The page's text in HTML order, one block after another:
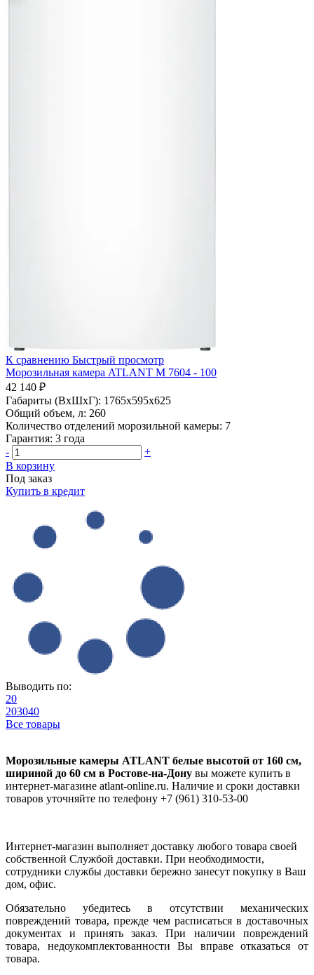
К сравнению Быстрый просмотр
Морозильная камера ATLANT М 7604 - 100
42 140 ₽
Габариты (ВхШхГ): 1765x595x625
Общий объем, л: 260
Количество отделений морозильной камеры: 7
Гарантия: 3 года
-
+
В корзину
Под заказ
Купить в кредит
Выводить по:
20
203040
Все товары
Морозильные камеры ATLANT белые высотой от 160 см,
шириной до 60 см в Ростове-на-Дону вы можете купить в
интернет-магазине atlant-online.ru. Наличие и сроки доставки
товаров уточняйте по телефону +7 (961) 310-53-00
Интернет-магазин выполняет доставку любого товара своей
собственной Службой доставки. При необходимости,
сотрудники службы доставки бережно занесут покупку в Ваш
дом, офис.
Обязательно убедитесь в отсутствии механических
повреждений товара, прежде чем расписаться в доставочных
документах и принять заказ. При наличии повреждений
товара, недоукомплектованности Вы вправе отказаться от
товара.